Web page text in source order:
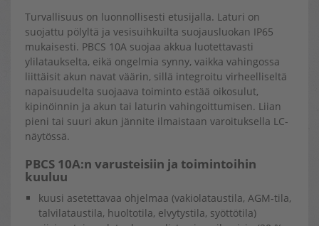
Turvallisuus on luonnollisesti etusijalla. Laturi on
suojattu pölyltä ja vesisuihkuilta suojausluokan IP65
mukaisesti. PBCS 10A suojaa akkua luotettavasti
ylilataukselta, eikä ongelmia synny, vaikka vahingossa
liittäisit akun navat väärin, sillä integroitu virheelliseltä
napaisuudelta suojaava toiminto estää oikosulut,
kipinöinnin ja akun tai laturin vahingoittumisen. Liian
pieni tai suuri akun jännite ilmaistaan varoituksella LC-
näytössä.
PBCS 10A:n varusteisiin ja toimintoihin
kuuluu
kuusi asetettavaa ohjelmaa (vakiolataustila, AGM-tila,
talvilataustila, huoltotila, elvytystila, syöttötila)